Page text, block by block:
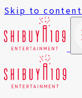
Skip to content